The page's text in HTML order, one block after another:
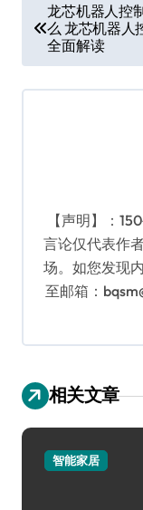
章
导
航
龙芯机器人控
么 龙芯机器人
全面解读
【声明】：
言论仅代表作
场。如您发现
至邮箱：
相关文章
智能家居